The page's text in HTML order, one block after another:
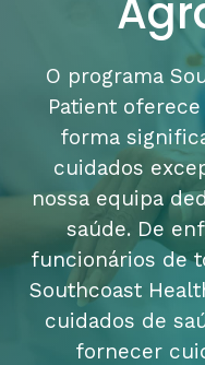
O programa
Patient
forma
cuidados
nossa equipa
saúde. De
funcionários de
Southcoast
cuidados de
fornecer